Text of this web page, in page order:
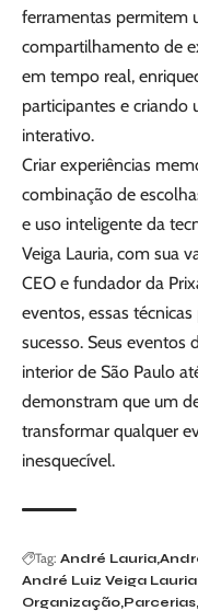
ferramentas permitem
compartilhamento de
em tempo real,
participantes e criando
interativo.
Criar experiências
combinação de
e uso inteligente da
Veiga Lauria, com sua
CEO e fundador da
eventos, essas
sucesso. Seus eventos
interior de São Paulo
demonstram que um
transformar qualquer
inesquecível.
Tag: André Lauria
André Luiz Veiga Lauria
Organização Parcerias